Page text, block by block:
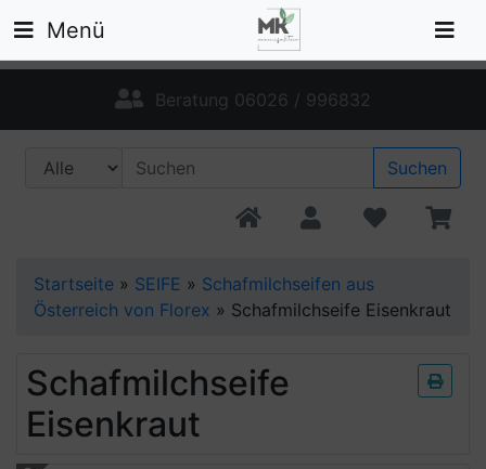
Beratung 06026 / 996832
Suchen
Menü
Startseite » SEIFE » Schafmilchseifen aus
Österreich von Florex » Schafmilchseife Eisenkraut
Schafmilchseife
Eisenkraut